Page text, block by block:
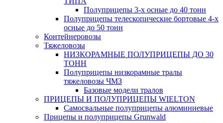
Полуприцепы 3-х осные до 40 тонн
Полуприцепы телескопические бортовые 4-х
осные до 50 тонн
Контейнеровозы
Тяжеловозы
НИЗКОРАМНЫЕ ПОЛУПРИЦЕПЫ ДО 30
ТОНН
Полуприцепы низкорамные тралы
тяжеловозы ЧМЗ
Базовые модели тралов
ПРИЦЕПЫ И ПОЛУПРИЦЕПЫ WIELTON
Самосвальные полуприцепы алюминиевые
Прицепы и полуприцепы Grunwald